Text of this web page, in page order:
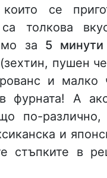
се
толкова
за 5 минути
(зехтин, пушен
и малко
фурната! А
по-
и
стъпките в